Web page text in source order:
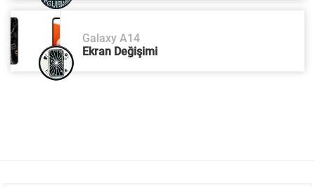
Galaxy A14
Ekran Değişimi